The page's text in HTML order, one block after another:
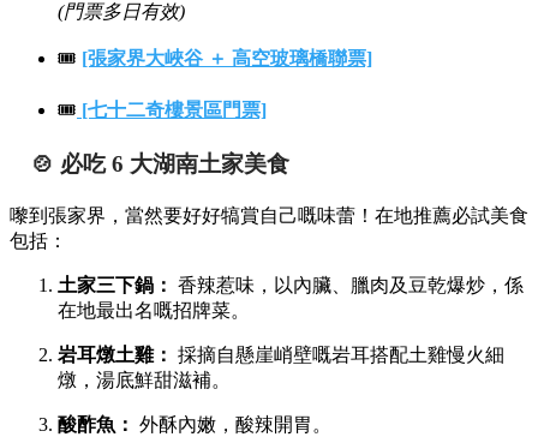
(門票多日有效)
🎟️ [張家界大峽谷 ＋ 高空玻璃橋聯票]
🎟️ [七十二奇樓景區門票]
🍲 必吃 6 大湖南土家美食
嚟到張家界，當然要好好犒賞自己嘅味蕾！在地推薦必試美食
包括：
土家三下鍋： 香辣惹味，以內臟、臘肉及豆乾爆炒，係
在地最出名嘅招牌菜。
岩耳燉土雞： 採摘自懸崖峭壁嘅岩耳搭配土雞慢火細
燉，湯底鮮甜滋補。
酸酢魚： 外酥內嫩，酸辣開胃。